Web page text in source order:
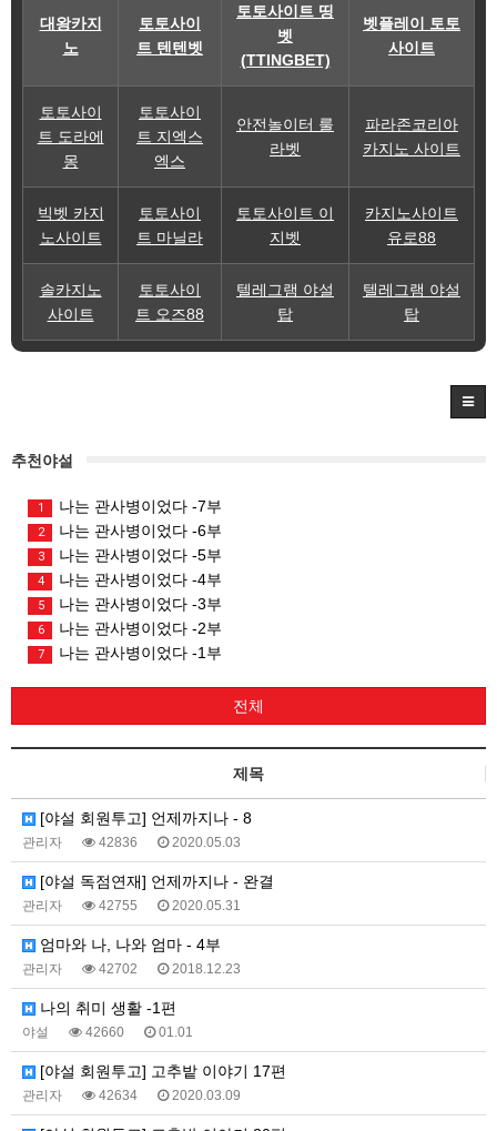
대왕카지
노
토토사이
트 텐텐벳
토토사이트 띵
벳
(TTINGBET)
벳플레이 토토
사이트
토토사이
트 도라에
몽
토토사이
트 지엑스
엑스
안전놀이터 룰
라벳
파라존코리아
카지노 사이트
빅벳 카지
노사이트
토토사이
트 마닐라
토토사이트 이
지벳
카지노사이트
유로88
솔카지노
사이트
토토사이
트 오즈88
텔레그램 야설
탑
텔레그램 야설
탑
추천야설
1 나는 관사병이었다 -7부
2 나는 관사병이었다 -6부
3 나는 관사병이었다 -5부
4 나는 관사병이었다 -4부
5 나는 관사병이었다 -3부
6 나는 관사병이었다 -2부
7 나는 관사병이었다 -1부
전체
제목
[야설 회원투고] 언제까지나 - 8
관리자 42836 2020.05.03
[야설 독점연재] 언제까지나 - 완결
관리자 42755 2020.05.31
엄마와 나, 나와 엄마 - 4부
관리자 42702 2018.12.23
나의 취미 생활 -1편
야설 42660 01.01
[야설 회원투고] 고추밭 이야기 17편
관리자 42634 2020.03.09